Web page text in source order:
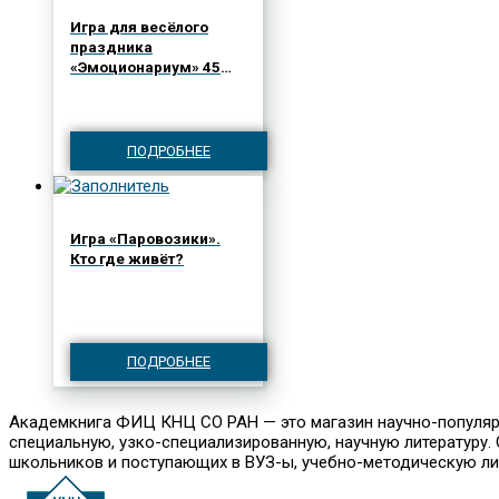
Игра для весёлого
праздника
«Эмоционариум» 45
интеллекта
ПОДРОБНЕЕ
Игра «Паровозики».
Кто где живёт?
ПОДРОБНЕЕ
Академкнига ФИЦ КНЦ СО РАН — это магазин научно-
специальную, узко-специализированную, научную
школьников и поступающих в ВУЗ-ы, учебно-методическую